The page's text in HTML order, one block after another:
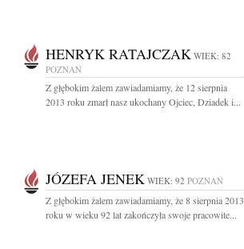
HENRYK RATAJCZAK WIEK: 82
POZNAŃ
Z głębokim żalem zawiadamiamy, że 12 sierpnia
2013 roku zmarł nasz ukochany Ojciec, Dziadek i...
JÓZEFA JENEK WIEK: 92 POZNAŃ
Z głębokim żalem zawiadamiamy, że 8 sierpnia 2013
roku w wieku 92 lat zakończyła swoje pracowite...